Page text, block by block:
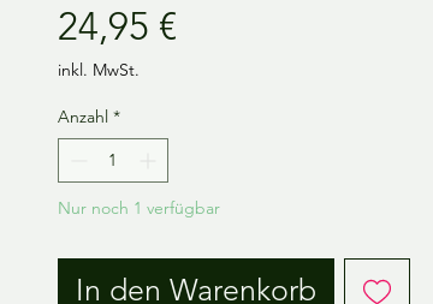
24,95 €Preis
inkl. MwSt.
Anzahl *
Nur noch 1 verfügbar
In den Warenkorb